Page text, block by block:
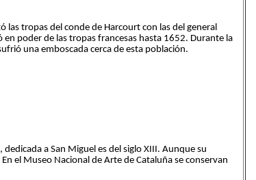
las tropas del conde de Harcourt con las del general
poder de las tropas francesas hasta 1652. Durante la
una emboscada cerca de esta población.
a San Miguel es del siglo XIII. Aunque su
el Museo Nacional de Arte de Cataluña se conservan